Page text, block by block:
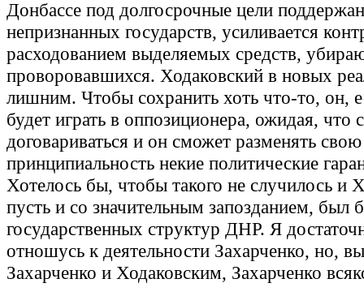
Донбассе под долгосрочные цели
непризнанных государств, усиливается
расходованием выделяемых средств,
проворовавшихся. Ходаковский в новых
лишним. Чтобы сохранить хоть что-то, он,
будет играть в оппозиционера, ожидая, что
договариваться и он сможет разменять
принципиальность некие политические
Хотелось бы, чтобы такого не случилось и
пусть и со значительным запозданием, был
государственных структур ДНР. Я
отношусь к деятельности Захарченко, но,
Захарченко и Ходаковским, Захарченко